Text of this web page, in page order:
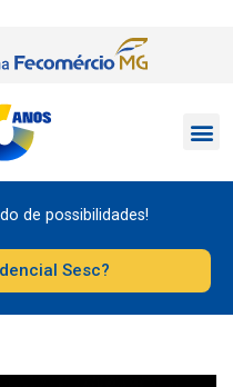
de possibilidades!
Sesc?